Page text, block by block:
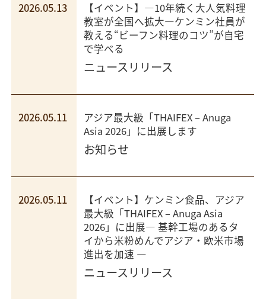
2026.05.13
【イベント】―10年続く大人気料理
教室が全国へ拡大―ケンミン社員が
教える“ビーフン料理のコツ”が自宅
で学べる
ニュースリリース
2026.05.11
アジア最大級「THAIFEX – Anuga
Asia 2026」に出展します
お知らせ
2026.05.11
【イベント】ケンミン食品、アジア
最大級「THAIFEX – Anuga Asia
2026」に出展― 基幹工場のあるタ
イから米粉めんでアジア・欧米市場
進出を加速 ―
ニュースリリース